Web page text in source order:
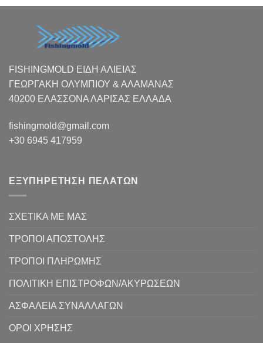
FISHINGMOLD ΕΙΔΗ ΑΛΙΕΙΑΣ
ΓΕΩΡΓΑΚΗ ΟΛΥΜΠΙΟΥ & ΑΛΑΜΑΝΑΣ
40200 ΕΛΑΣΣΟΝΑ ΛΑΡΙΣΑΣ EΛΛΑΔΑ
fishingmold@gmail.com
+30 6945 417959
ΕΞΥΠΗΡΕΤΗΣΗ ΠΕΛΑΤΩΝ
ΣΧΕΤΙΚΑ ΜΕ ΜΑΣ
ΤΡΟΠΟΙ ΑΠΟΣΤΟΛΗΣ
ΤΡΟΠΟΙ ΠΛΗΡΩΜΗΣ
ΠΟΛΙΤΙΚΗ ΕΠΙΣΤΡΟΦΩΝ/ΑΚΥΡΩΣΕΩΝ
ΑΣΦΑΛΕΙΑ ΣΥΝΑΛΛΑΓΩΝ
ΟΡΟΙ ΧΡΗΣΗΣ